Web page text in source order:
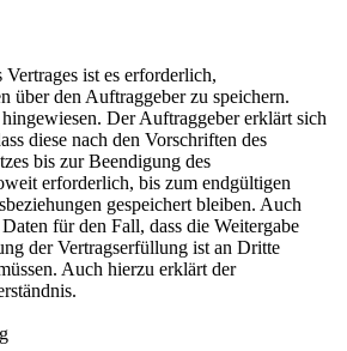
ist es erforderlich,
über den Auftraggeber zu speichern.
Der Auftraggeber erklärt sich
diese nach den Vorschriften des
bis zur Beendigung des
erforderlich, bis zum endgültigen
gespeichert bleiben. Auch
für den Fall, dass die Weitergabe
der Vertragserfüllung ist an Dritte
Auch hierzu erklärt der